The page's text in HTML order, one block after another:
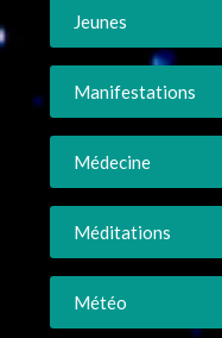
Jeunes
Manifestations
Médecine
Méditations
Météo